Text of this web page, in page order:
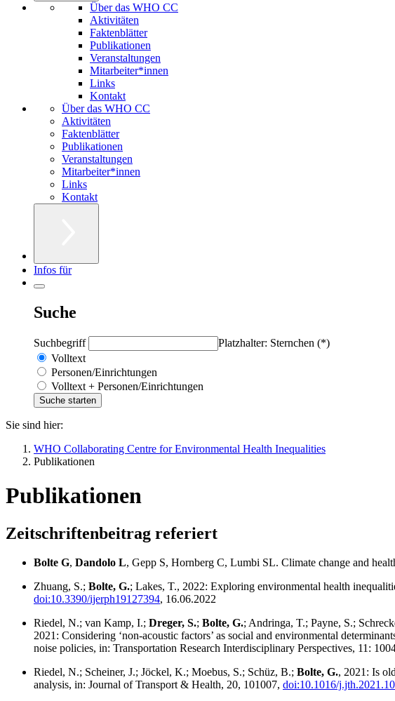
Über das WHO CC
Aktivitäten
Faktenblätter
Publikationen
Veranstaltungen
Mitarbeiter*innen
Links
Kontakt
Über das WHO CC
Aktivitäten
Faktenblätter
Publikationen
Veranstaltungen
Mitarbeiter*innen
Links
Kontakt
Infos für
Suche
Suchbegriff
Platzhalter: Sternchen (*)
Volltext
Personen/Einrichtungen
Volltext + Personen/Einrichtungen
Sie sind hier:
WHO Collaborating Centre for Environmental Health Inequalities
Publikationen
Publikationen
Zeitschriftenbeitrag referiert
Bolte G, Dandolo L, Gepp S, Hornberg C, Lumbi SL. Climate change and
Zhuang, S.; Bolte, G.; Lakes, T., 2022: Exploring environmental health
doi:10.3390/ijerph19127394, 16.06.2022
Riedel, N.; van Kamp, I.; Dreger, S.; Bolte, G.; Andringa, T.; Payne, S.;
2021: Considering ‘non-acoustic factors’ as social and environmental
noise policies, in: Transportation Research Interdisciplinary Perspectives, 11:
Riedel, N.; Scheiner, J.; Jöckel, K.; Moebus, S.; Schüz, B.; Bolte, G., 2021: Is
analysis, in: Journal of Transport & Health, 20, 101007, doi:10.1016/